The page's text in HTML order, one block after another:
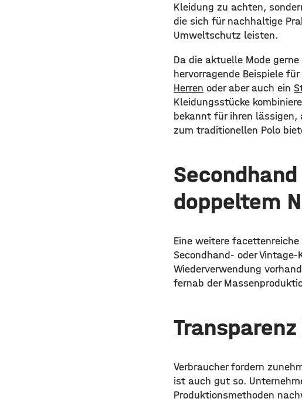
Kleidung zu achten,
die sich für nachhaltige
Umweltschutz leisten.
Da die aktuelle Mode
hervorragende Beispiele
Herren oder aber auch ein
Kleidungsstücke
bekannt für ihren lässigen,
zum traditionellen Polo
doppeltem
Eine weitere
Secondhand- oder
Wiederverwendung
fernab der
Verbraucher fordern
ist auch gut so.
Produktionsmethoden